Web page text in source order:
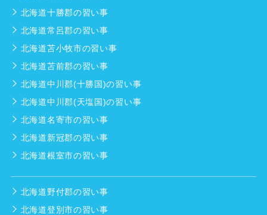
北海道十勝郡の習い事
北海道常呂郡の習い事
北海道苫小牧市の習い事
北海道苫前郡の習い事
北海道中川郡(十勝国)の習い事
北海道中川郡(天塩国)の習い事
北海道名寄市の習い事
北海道新冠郡の習い事
北海道根室市の習い事
北海道野付郡の習い事
北海道登別市の習い事